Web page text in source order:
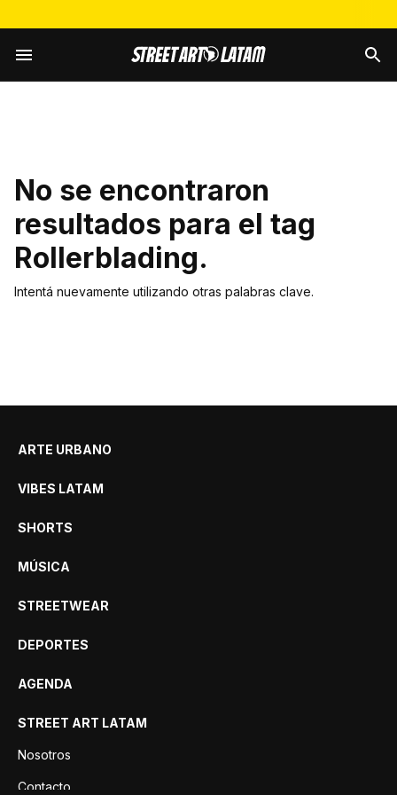
No se encontraron
resultados para el tag
Rollerblading.
Intentá nuevamente utilizando otras palabras clave.
ARTE URBANO
VIBES LATAM
SHORTS
MÚSICA
STREETWEAR
DEPORTES
AGENDA
STREET ART LATAM
Nosotros
Contacto